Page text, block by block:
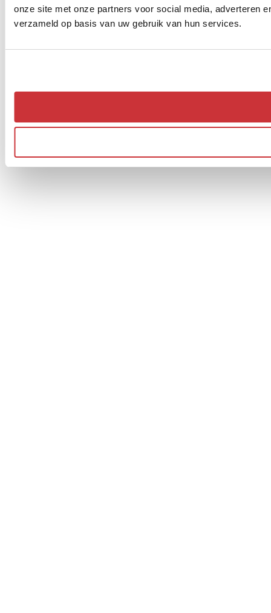
onze site met onze partners voor social media, adverteren
verzameld op basis van uw gebruik van hun services.